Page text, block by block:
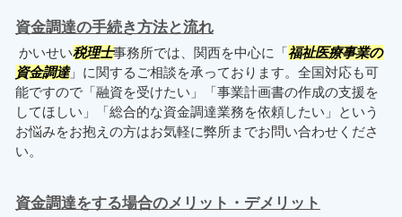
資金調達の手続き方法と流れ
かいせい税理士事務所では、関西を中心に「福祉医療事業の
資金調達」に関するご相談を承っております。全国対応も可
能ですので「融資を受けたい」「事業計画書の作成の支援を
してほしい」「総合的な資金調達業務を依頼したい」という
お悩みをお抱えの方はお気軽に弊所までお問い合わせくださ
い。
資金調達をする場合のメリット・デメリット